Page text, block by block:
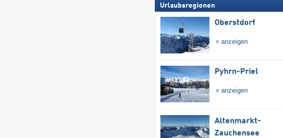
Urlaubsregionen
Oberstdorf
anzeigen
Pyhrn-Priel
anzeigen
Altenmarkt-
Zauchensee